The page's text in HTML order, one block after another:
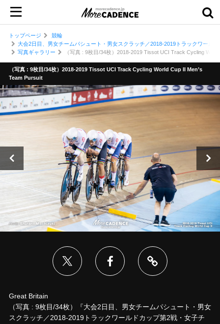
トップページ
競輪
大会2日目、男女チームパシュート・男女スクラッチ／2018-2019トラックワール
写真ギャラリー
（写真 : 9枚目/34枚）2018-2019 Tissot UCI Track Cycling
（写真 : 9枚目/34枚）2018-2019 Tissot UCI Track Cycling World Cup II Men’s
Team Pursuit
Great Britain
（写真 : 9枚目/34枚）『大会2日目、男女チームパシュート・男女
スクラッチ／2018-2019トラックワールドカップ第2戦・女子チ